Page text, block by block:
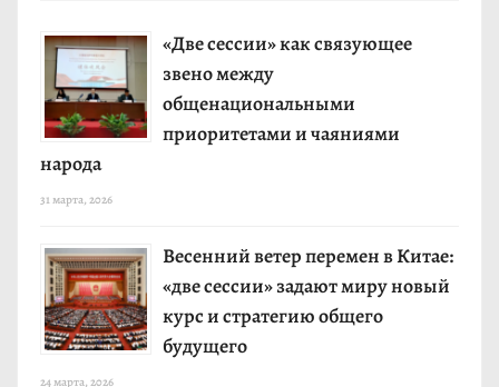
«Две сессии» как связующее
звено между
общенациональными
приоритетами и чаяниями
народа
31 марта, 2026
Весенний ветер перемен в Китае:
«две сессии» задают миру новый
курс и стратегию общего
будущего
24 марта, 2026